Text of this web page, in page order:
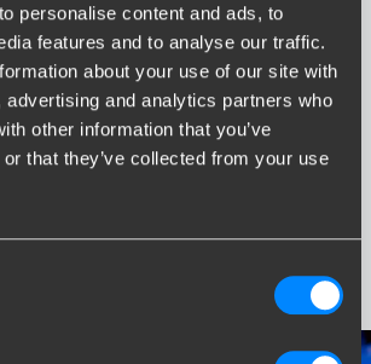
personalise content and ads, to
features and to analyse our traffic.
about your use of our site with
advertising and analytics partners who
other information that you’ve
that they’ve collected from your use
für Ihr Auto
und getestet
steht der Name Brink für Expertise im
Mit unseren Kernwerten
und Sicherheit haben wir
mit entsprechender